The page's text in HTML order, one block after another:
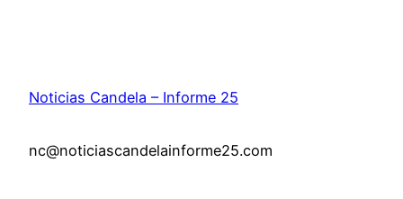
Noticias Candela – Informe 25
nc@noticiascandelainforme25.com